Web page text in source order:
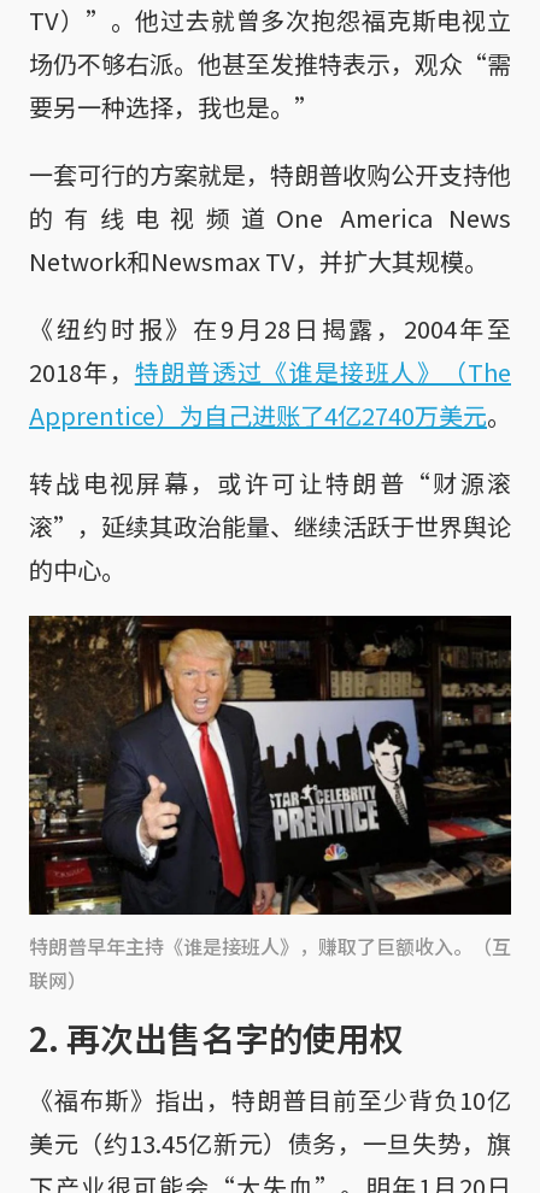
TV）”。他过去就曾多次抱怨福克斯电视立
场仍不够右派。他甚至发推特表示，观众“需
要另一种选择，我也是。”
一套可行的方案就是，特朗普收购公开支持他
的有线电视频道One America News
Network和Newsmax TV，并扩大其规模。
《纽约时报》在9月28日揭露，2004年至
2018年， 特朗普透过《谁是接班人》（The
Apprentice）为自己进账了4亿2740万美元。
转战电视屏幕，或许可让特朗普“财源滚
滚”，延续其政治能量、继续活跃于世界舆论
的中心。
特朗普早年主持《谁是接班人》，赚取了巨额收入。（互
联网）
2. 再次出售名字的使用权
《福布斯》指出，特朗普目前至少背负10亿
美元（约13.45亿新元）债务，一旦失势，旗